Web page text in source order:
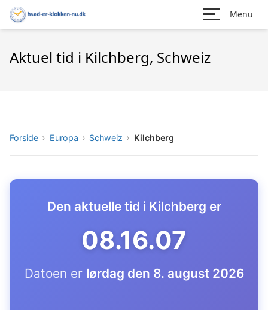
Menu
Aktuel tid i Kilchberg, Schweiz
Forside Europa Schweiz Kilchberg
Den aktuelle tid i Kilchberg er
08.16.08
Datoen er lørdag den 8. august 2026